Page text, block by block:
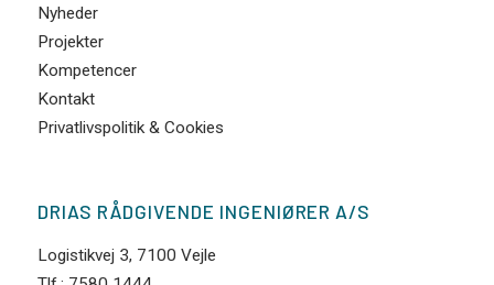
Nyheder
Projekter
Kompetencer
Kontakt
Privatlivspolitik & Cookies
DRIAS RÅDGIVENDE INGENIØRER A/S
Logistikvej 3, 7100 Vejle